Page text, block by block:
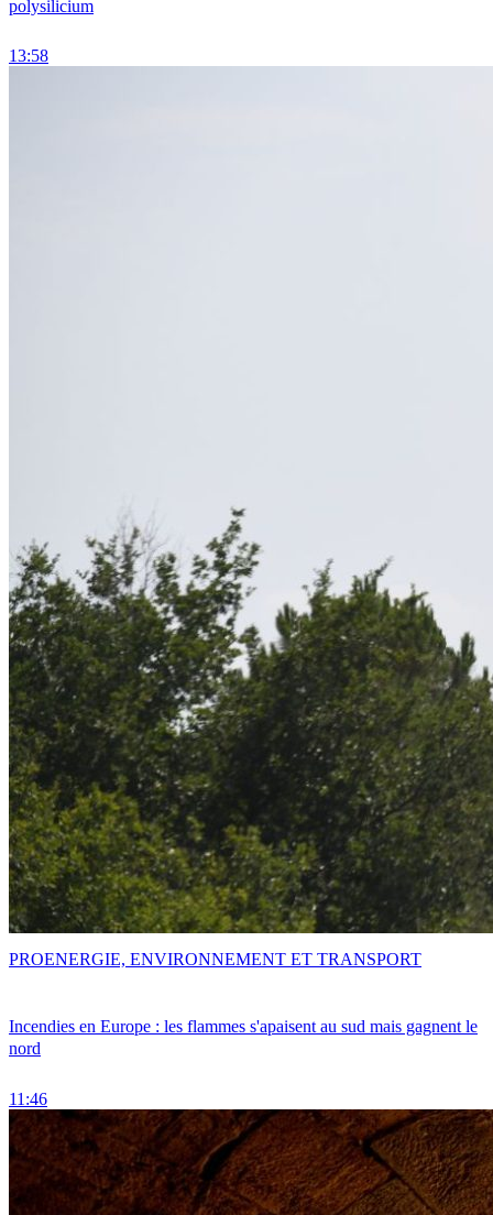
polysilicium
13:58
Incendies en Europe : les flammes s'apaisent au sud mais gagnent le
nord
11:46
PROENERGIE, ENVIRONNEMENT ET TRANSPORT